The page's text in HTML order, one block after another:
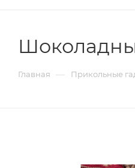
Главная — Прикольные